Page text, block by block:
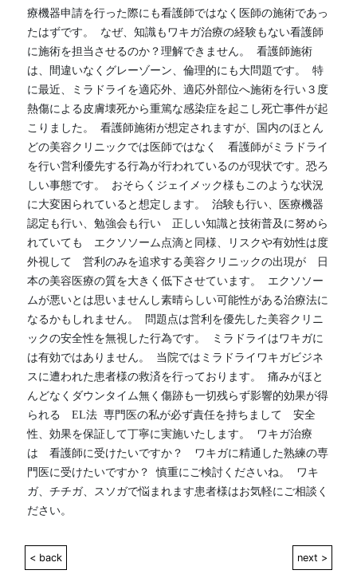
療機器申請を行った際にも看護師ではなく医師の施術であっ
たはずです。  なぜ、知識もワキガ治療の経験もない看護師
に施術を担当させるのか？理解できません。  看護師施術
は、間違いなくグレーゾーン、倫理的にも大問題です。  特
に最近、ミラドライを適応外、適応外部位へ施術を行い３度
熱傷による皮膚壊死から重篤な感染症を起こし死亡事件が起
こりました。  看護師施術が想定されますが、国内のほとん
どの美容クリニックでは医師ではなく　看護師がミラドライ
を行い営利優先する行為が行われているのが現状です。恐ろ
しい事態です。  おそらくジェイメック様もこのような状況
に大変困られていると想定します。  治験も行い、医療機器
認定も行い、勉強会も行い　正しい知識と技術普及に努めら
れていても　エクソソーム点滴と同様、リスクや有効性は度
外視して　営利のみを追求する美容クリニックの出現が　日
本の美容医療の質を大きく低下させています。  エクソソー
ムが悪いとは思いませんし素晴らしい可能性がある治療法に
なるかもしれません。  問題点は営利を優先した美容クリニ
ックの安全性を無視した行為です。  ミラドライはワキガに
は有効ではありません。  当院ではミラドライワキガビジネ
スに遭われた患者様の救済を行っております。  痛みがほと
んどなくダウンタイム無く傷跡も一切残らず影響的効果が得
られる　EL法  専門医の私が必ず責任を持ちまして　安全
性、効果を保証して丁寧に実施いたします。  ワキガ治療
は　看護師に受けたいですか？　ワキガに精通した熟練の専
門医に受けたいですか？  慎重にご検討くださいね。  ワキ
ガ、チチガ、スソガで悩まれます患者様はお気軽にご相談く
ださい。
< back next >